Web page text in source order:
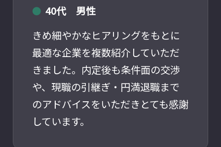
● 40代 男性
きめ細やかなヒアリングをもとに
最適な企業を複数紹介していただ
きました。内定後も条件面の交渉
や、現職の引継ぎ・円満退職まで
のアドバイスをいただきとても感謝
しています。